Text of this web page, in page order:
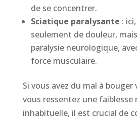
de se concentrer.
Sciatique paralysante :
seulement de douleur,
paralysie neurologique,
force musculaire.
Si vous avez du mal à
vous ressentez une faiblesse
inhabituelle, il est crucial de